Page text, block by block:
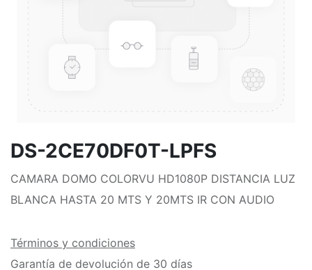
DS-2CE70DF0T-LPFS
CAMARA DOMO COLORVU HD1080P DISTANCIA LUZ
BLANCA HASTA 20 MTS Y 20MTS IR CON AUDIO
Términos y condiciones
Garantía de devolución de 30 días